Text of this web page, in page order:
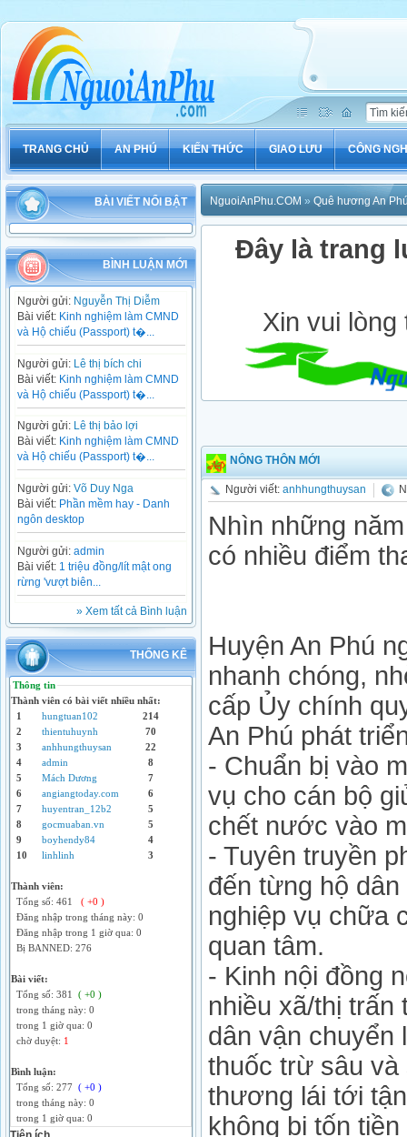
TRANG CHỦ AN PHÚ KIẾN THỨC GIAO LƯU CÔNG
BÀI VIẾT NỔI BẬT
BÌNH LUẬN MỚI
Người gửi: Nguyễn Thị Diễm
Bài viết: Kinh nghiệm làm CMND
và Hộ chiếu (Passport) t�...
Người gửi: Lê thị bích chi
Bài viết: Kinh nghiệm làm CMND
và Hộ chiếu (Passport) t�...
Người gửi:
Lê thị bảo lợi
Bài viết: Kinh nghiệm làm CMND
và Hộ chiếu (Passport) t�...
Người gửi: Võ Duy Nga
Bài viết: Phần mềm hay - Danh
ngôn desktop
Người gửi: admin
Bài viết: 1 triệu đồng/lít mật ong
rừng 'vượt biên...
» Xem tất cả Bình luận
THỐNG KÊ
Thông tin
Thành viên có bài viết nhiều nhất:
1
hungtuan102
214
2
thientuhuynh
70
3
anhhungthuysan
22
4
admin
8
5
Mách Dương
7
6
angiangtoday.com
6
7
huyentran_12b2
5
8
gocmuaban.vn
5
9
boyhendy84
4
10
linhlinh 3
Thành viên:
Tổng số: 461 ( +0 )
Đăng nhập trong tháng này: 0
Đăng nhập trong 1 giờ qua: 0
Bị BANNED: 276
Bài viết:
Tổng số: 381 ( +0 )
trong tháng này: 0
trong 1 giờ qua: 0
chờ duyệt: 1
Bình luận:
Tổng số: 277 ( +0 )
trong tháng này: 0
trong 1 giờ qua: 0
NguoiAnPhu.COM » Quê hương An
Đây là trang
Xin vui
NÔNG THÔN MỚI
Người viết: anhhungthuysan
Nhìn những
có nhiều điểm
Huyện An Phú
nhanh chóng,
cấp Ủy chính
An Phú phát
- Chuẩn bị vào
vụ cho cán bộ
chết nước vào
- Tuyên truyền
đến từng hộ
nghiệp vụ chữa
quan tâm.
- Kinh nội đồng
nhiều xã/thị trấn
dân vận chuyển
thuốc trừ sâu
thương lái tới
không bị tốn